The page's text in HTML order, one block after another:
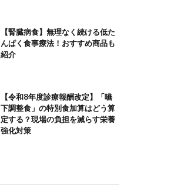
【腎臓病食】無理なく続ける低た
んぱく食事療法！おすすめ商品も
紹介
【令和8年度診療報酬改定】「嚥
下調整食」の特別食加算はどう算
定する？現場の負担を減らす栄養
強化対策